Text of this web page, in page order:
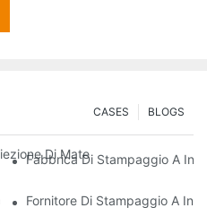
BLOGS
CASES
Di Materie Plastiche Con
Fabbrica Di Stampaggio A
In Plastica Per I Settori
Fornitore Di Stampaggio A